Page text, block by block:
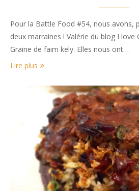
Pour la Battle Food #54, nous avons,
deux marraines ! Valérie du blog I love
Graine de faim kely. Elles nous ont…
Lire plus